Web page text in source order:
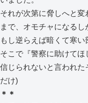
それが次第に脅しへと
まで、オモチャになるし
もし逆らえば暗くて寒い
そこで『警察に助けてほ
信じられないと言われた
だけ)
＊＊